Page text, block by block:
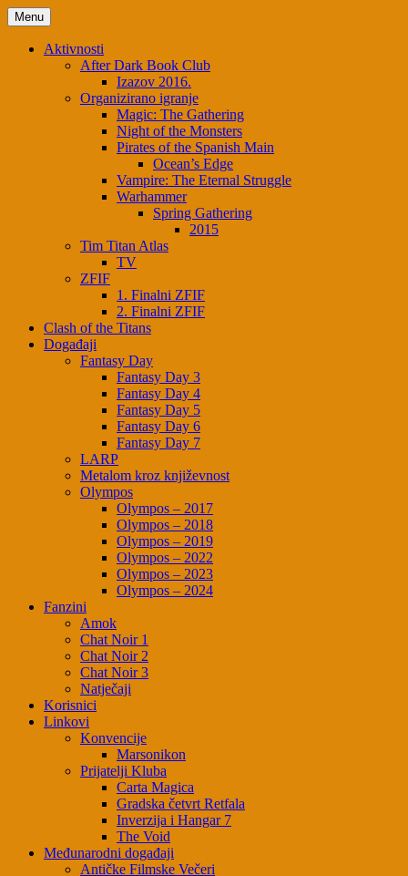
Skip
to
content
Menu
Aktivnosti
After Dark Book Club
Izazov 2016.
Organizirano igranje
Magic: The Gathering
Night of the Monsters
Pirates of the Spanish Main
Ocean’s Edge
Vampire: The Eternal Struggle
Warhammer
Spring Gathering
2015
Tim Titan Atlas
TV
ZFIF
1. Finalni ZFIF
2. Finalni ZFIF
Clash of the Titans
Događaji
Fantasy Day
Fantasy Day 3
Fantasy Day 4
Fantasy Day 5
Fantasy Day 6
Fantasy Day 7
LARP
Metalom kroz književnost
Olympos
Olympos – 2017
Olympos – 2018
Olympos – 2019
Olympos – 2022
Olympos – 2023
Olympos – 2024
Fanzini
Amok
Chat Noir 1
Chat Noir 2
Chat Noir 3
Natječaji
Korisnici
Linkovi
Konvencije
Marsonikon
Prijatelji Kluba
Carta Magica
Gradska četvrt Retfala
Inverzija i Hangar 7
The Void
Međunarodni događaji
Antičke Filmske Večeri